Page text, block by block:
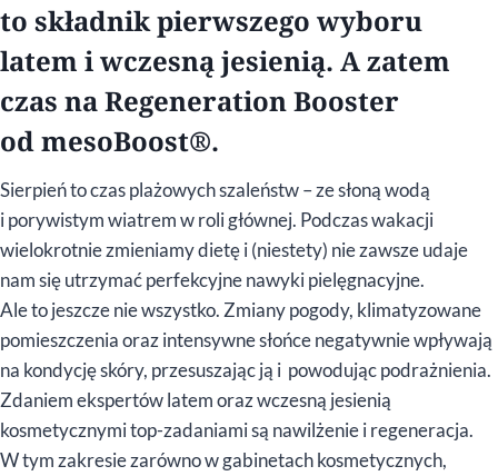
to składnik pierwszego wyboru
latem i wczesną jesienią. A zatem
czas na Regeneration Booster
od mesoBoost®.
Sierpień to czas plażowych szaleństw – ze słoną wodą
i porywistym wiatrem w roli głównej. Podczas wakacji
wielokrotnie zmieniamy dietę i (niestety) nie zawsze udaje
nam się utrzymać perfekcyjne nawyki pielęgnacyjne.
Ale to jeszcze nie wszystko. Zmiany pogody, klimatyzowane
pomieszczenia oraz intensywne słońce negatywnie wpływają
na kondycję skóry, przesuszając ją i powodując podrażnienia.
Zdaniem ekspertów latem oraz wczesną jesienią
kosmetycznymi top-zadaniami są nawilżenie i regeneracja.
W tym zakresie zarówno w gabinetach kosmetycznych,